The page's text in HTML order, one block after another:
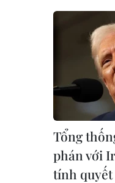
Tổng
phán với
tính